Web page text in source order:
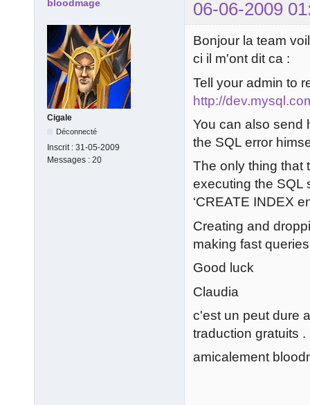
bloodmage 06-06-2009
Cigale
Déconnecté
Inscrit : 31-05-2009
Messages : 20
Bonjour la team
ci il m'ont dit ca :
Tell your admin to
http://
You can also send
the SQL error
The only thing that
executing the SQL
‘CREATE INDEX
Creating and
making fast
Good luck
Claudia
c'est un peut dure
traduction gratuits .
amicalement